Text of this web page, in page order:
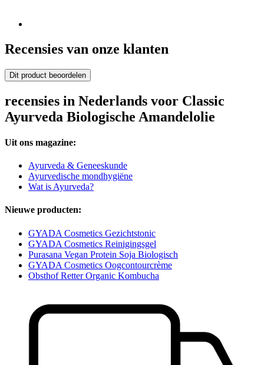
Recensies van onze klanten
Dit product beoordelen
recensies in Nederlands voor Classic
Ayurveda Biologische Amandelolie
Uit ons magazine:
Ayurveda & Geneeskunde
Ayurvedische mondhygiëne
Wat is Ayurveda?
Nieuwe producten:
GYADA Cosmetics Gezichtstonic
GYADA Cosmetics Reinigingsgel
Purasana Vegan Protein Soja Biologisch
GYADA Cosmetics Oogcontourcrème
Obsthof Retter Organic Kombucha